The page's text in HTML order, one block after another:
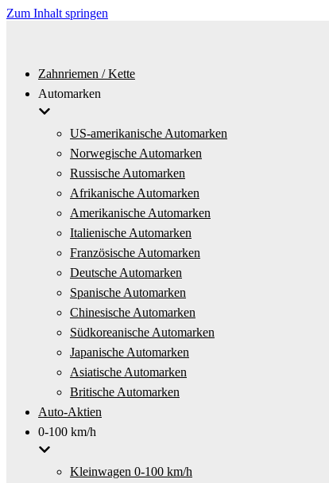
Zum Inhalt springen
Zahnriemen / Kette
Automarken
US-amerikanische Automarken
Norwegische Automarken
Russische Automarken
Afrikanische Automarken
Amerikanische Automarken
Italienische Automarken
Französische Automarken
Deutsche Automarken
Spanische Automarken
Chinesische Automarken
Südkoreanische Automarken
Japanische Automarken
Asiatische Automarken
Britische Automarken
Auto-Aktien
0-100 km/h
Kleinwagen 0-100 km/h